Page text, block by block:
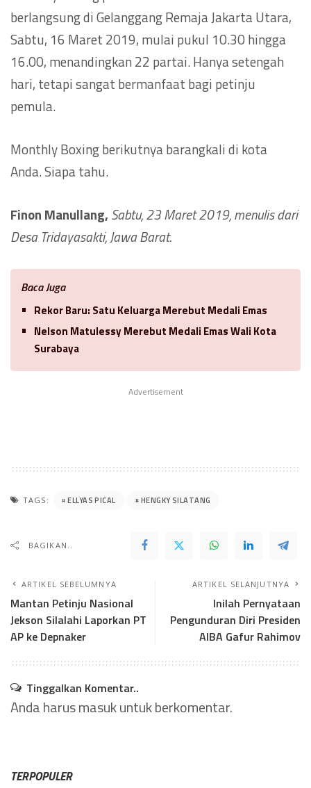
berlangsung di Gelanggang Remaja Jakarta Utara,
Sabtu, 16 Maret 2019, mulai pukul 10.30 hingga
16.00, menandingkan 22 partai. Hanya setengah
hari, tetapi sangat bermanfaat bagi petinju
pemula.
Monthly Boxing berikutnya barangkali di kota
Anda. Siapa tahu.
Finon Manullang, Sabtu, 23 Maret 2019, menulis dari
Desa Tridayasakti, Jawa Barat.
Baca Juga
Rekor Baru: Satu Keluarga Merebut Medali Emas
Nelson Matulessy Merebut Medali Emas Wali Kota
Surabaya
Advertisement
TAGS: ELLYAS PICAL HENGKY SILATANG
BAGIKAN..
ARTIKEL SEBELUMNYA
Mantan Petinju Nasional
Jekson Silalahi Laporkan PT
AP ke Depnaker
ARTIKEL SELANJUTNYA
Inilah Pernyataan
Pengunduran Diri Presiden
AIBA Gafur Rahimov
Tinggalkan Komentar..
Anda harusmasukuntuk berkomentar.
TERPOPULER